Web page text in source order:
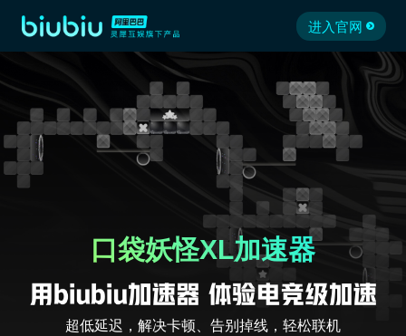
进入官网
口袋妖怪XL加速器
超低延迟，解决卡顿、告别掉线，轻松联机